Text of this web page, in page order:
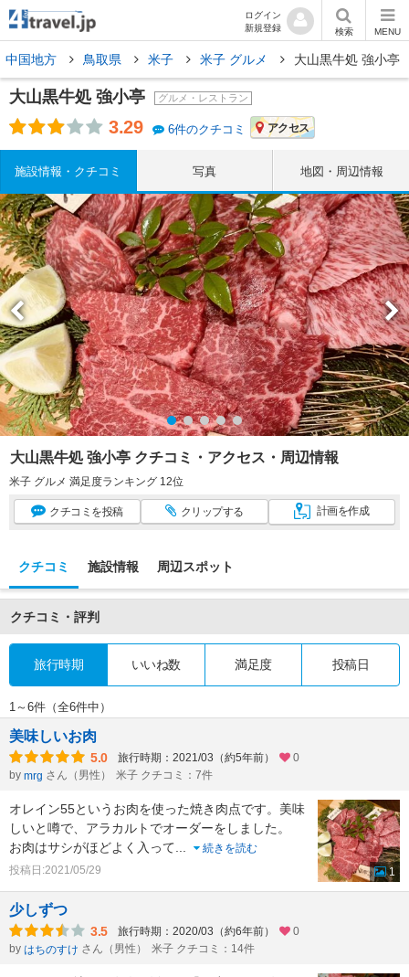
ログイン
新規登録
検索 MENU
中国地方 鳥取県 米子 米子 グルメ 大山黒牛処 強小亭
大山黒牛処 強小亭 グルメ・レストラン
3.29 6件のクチコミ アクセス
施設情報・クチコミ 写真 地図・周辺情報
大山黒牛処 強小亭 クチコミ・アクセス・周辺情報
米子 グルメ 満足度ランキング 12位
クチコミ を投稿 クリップする 計画を作成
クチコミ 施設情報 周辺スポット
クチコミ・評判
旅行時期 いいね数 満足度 投稿日
1～6件（全6件中）
美味しいお肉
5.0 旅行時期：2021/03（約5年前）
0
by mrg さん（男性） 米子 クチコミ：7件
オレイン55というお肉を使った焼き肉点です。美味
しいと噂で、アラカルトでオーダーをしました。
お肉はサシがほどよく入って...
続きを読む
投稿日:2021/05/29
1
少しずつ
3.5 旅行時期：2020/03（約6年前）
0
by はちのすけ さん（男性） 米子 クチコミ：14件